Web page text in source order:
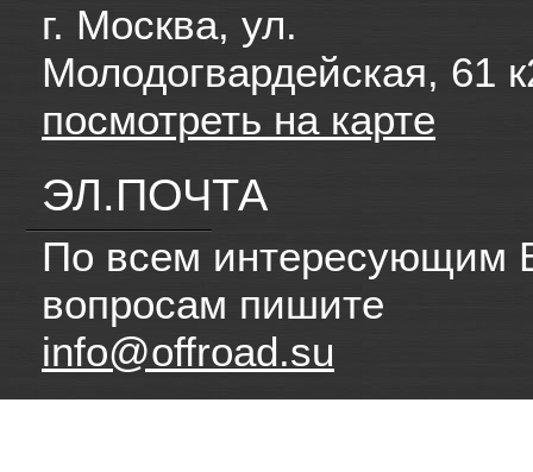
г. Москва, ул.
Молодогвардейская, 61
посмотреть на карте
ЭЛ.ПОЧТА
По всем интересующим
вопросам пишите
info@offroad.su